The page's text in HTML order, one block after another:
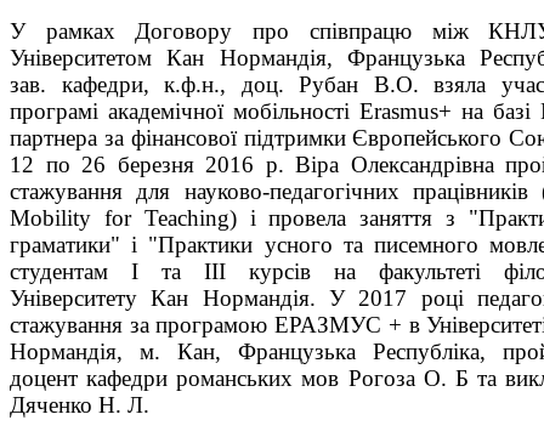
У рамках Договору про співпрацю між
Університетом Кан Нормандія, Французька
зав. кафедри, к.ф.н., доц. Рубан В.О. взяла
програмі академічної мобільності Erasmus+ на
партнера за фінансової підтримки Європейського
12 по 26 березня 2016 р. Віра Олександрівна
стажування для науково-педагогічних працівників
Mobility for Teaching) і провела заняття з
граматики" і "Практики усного та писемного
студентам І та ІІІ курсів на факультеті
Університету Кан Нормандія. У 2017 році
стажування за програмою ЕРАЗМУС + в
Нормандія, м. Кан, Французька Республіка,
доцент кафедри романських мов Рогоза О. Б та
Дяченко Н. Л.